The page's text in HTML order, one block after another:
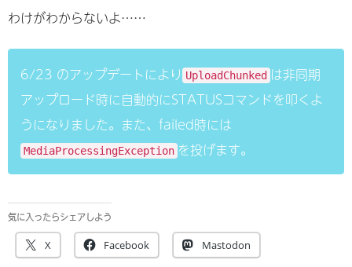
わけがわからないよ……
6/23 のアップデートにより UploadChunked は非同期
アップロード時に自動的にSTATUSコマンドを叩くよ
うになりました。また、failed時には
MediaProcessingException を投げます。
気に入ったらシェアしよう
X Facebook Mastodon